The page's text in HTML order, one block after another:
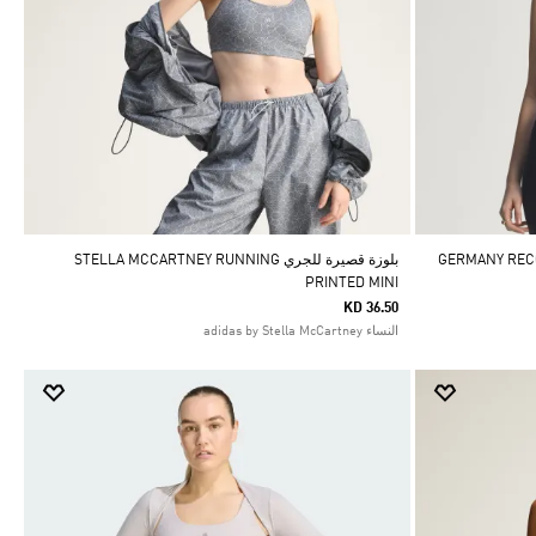
بلوزة قصيرة للجري STELLA MCCARTNEY RUNNING
PRINTED MINI
KD 36.50
النساء adidas by Stella McCartney